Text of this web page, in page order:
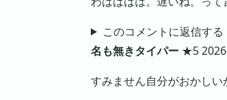
このコメントに返信する
名も無きタイパー ★5
すみません自分がおかし